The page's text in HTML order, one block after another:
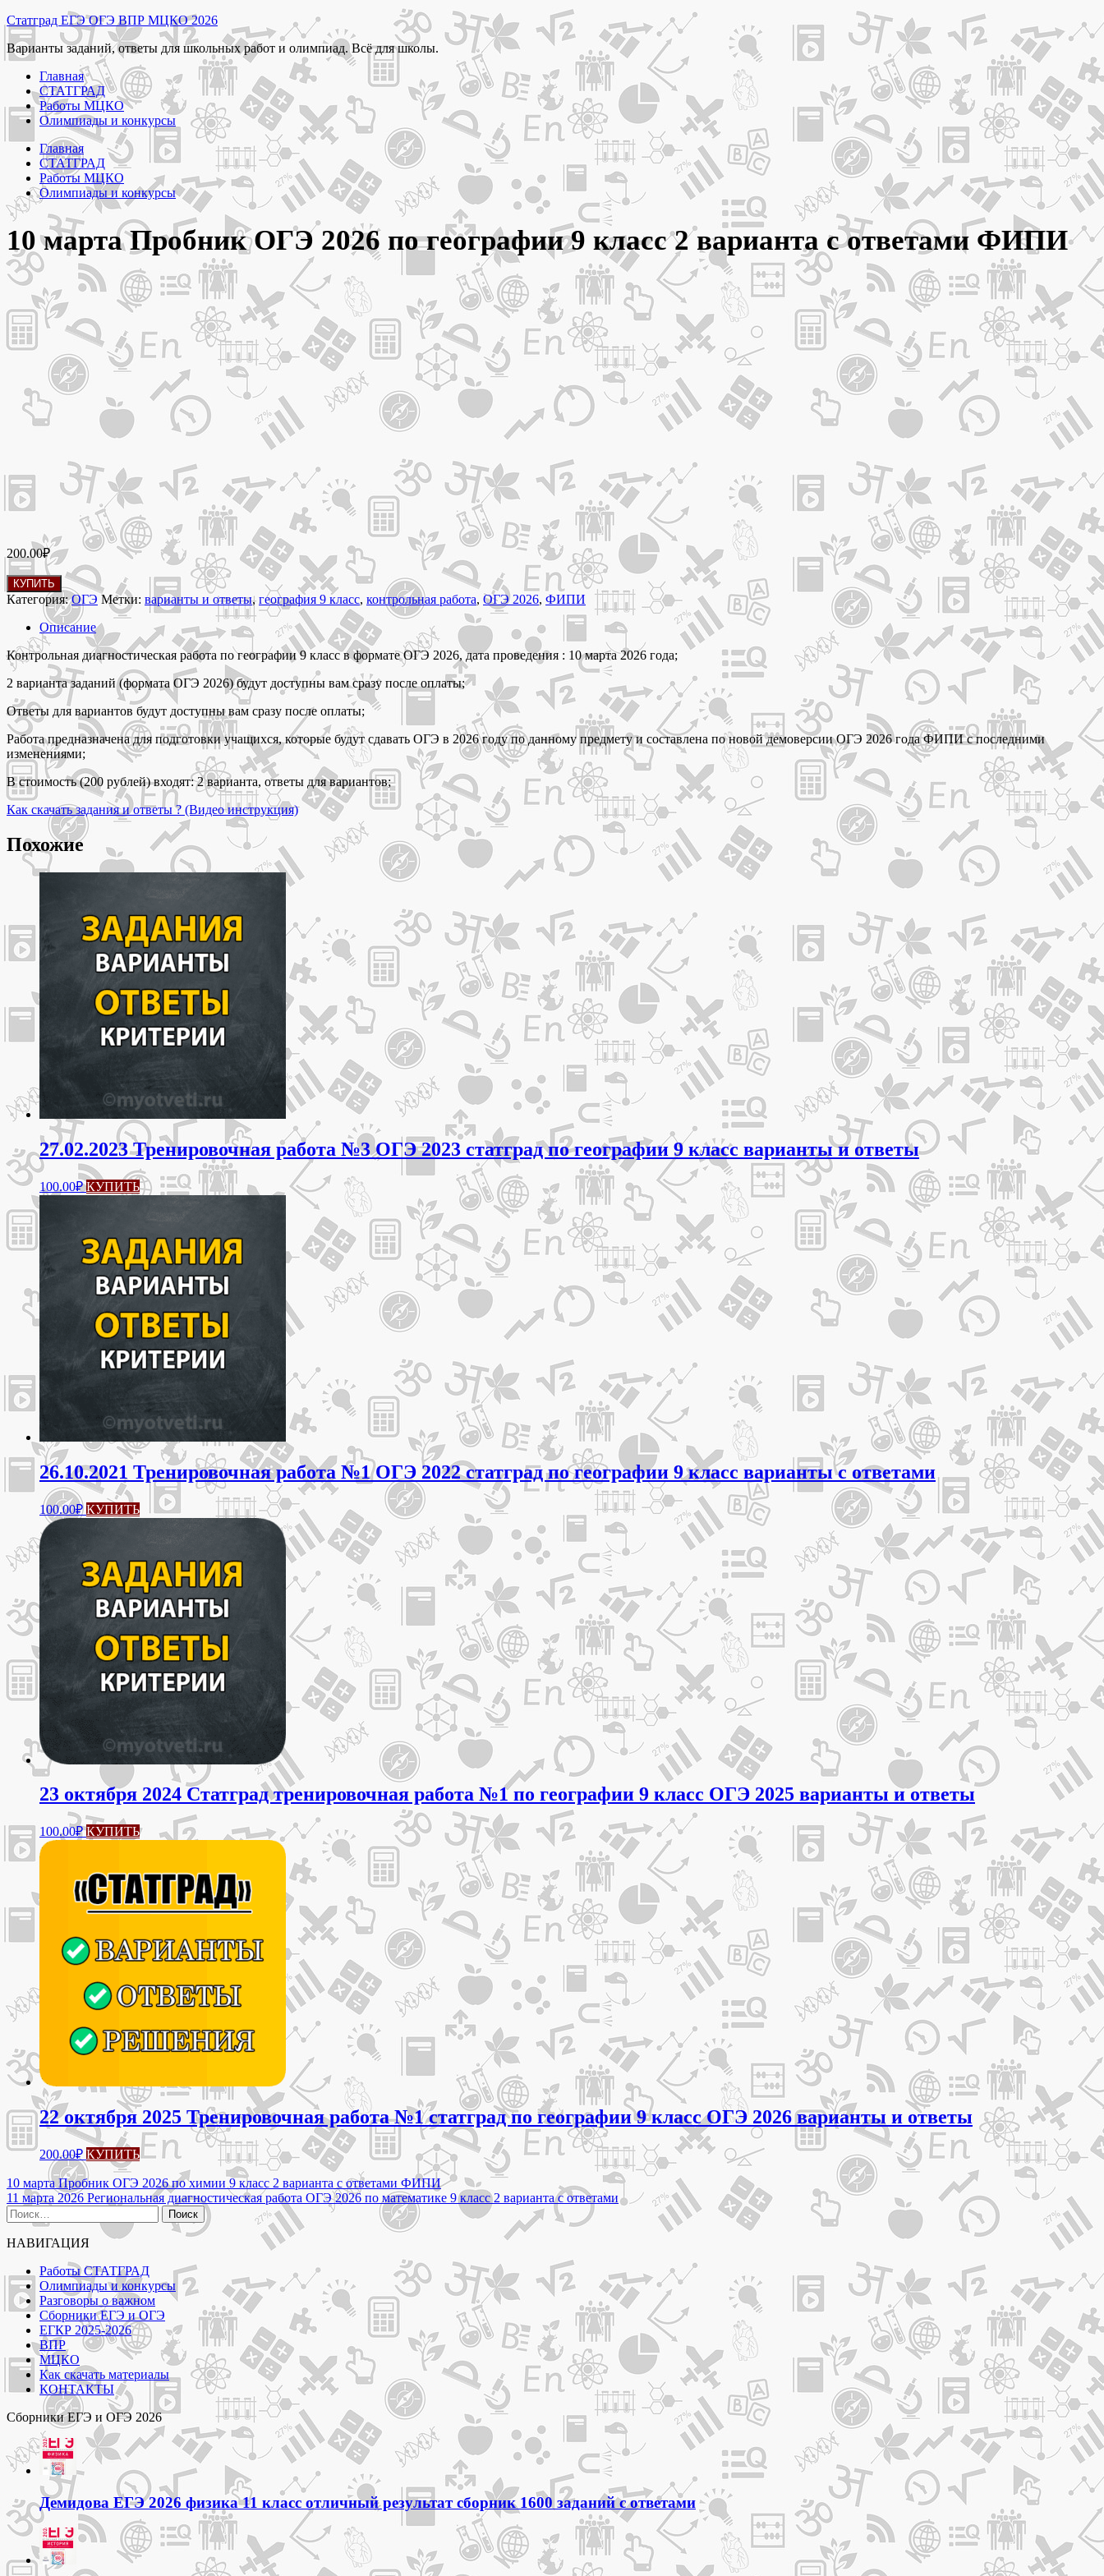
Перейти
к
содержимому
Статград ЕГЭ ОГЭ ВПР МЦКО 2026
Варианты заданий, ответы для школьных работ и олимпиад. Всё для школы.
Главная
СТАТГРАД
Работы МЦКО
Олимпиады и конкурсы
Главная
СТАТГРАД
Работы МЦКО
Олимпиады и конкурсы
10 марта Пробник ОГЭ 2026 по географии 9 класс 2 варианта с ответами ФИПИ
200.00₽
Количество
товара
марта
Пробник
ОГЭ
2026
по
географии
9
класс
2
варианта
ответами
ФИПИ
КУПИТЬ
Категория:ОГЭ Метки: варианты и ответы,география 9 класс, контрольная работа, ОГЭ 2026, ФИПИ
Описание
Контрольная диагностическая работа по географии 9 класс в формате ОГЭ 2026, дата проведения : 10 марта 2026 года;
2 варианта заданий (формата ОГЭ 2026) будут доступны вам сразу после оплаты;
Ответы для вариантов будут доступны вам сразу после оплаты;
Работа предназначена для подготовки учащихся, которые будут сдавать ОГЭ в 2026 году по данному предмету и составлена по новой демоверсии ОГЭ 2026 года ФИПИ с последними
изменениями;
В стоимость (200 рублей) входят: 2 варианта, ответы для вариантов;
Как скачать задания и ответы ? (Видео инструкция)
Похожие
27.02.2023 Тренировочная работа №3 ОГЭ 2023 статград по географии 9 класс варианты и ответы
100.00₽ КУПИТЬ
26.10.2021 Тренировочная работа №1 ОГЭ 2022 статград по географии 9 класс варианты с ответами
100.00₽ КУПИТЬ
23 октября 2024 Статград тренировочная работа №1 по географии 9 класс ОГЭ 2025 варианты и ответы
100.00₽ КУПИТЬ
22 октября 2025 Тренировочная работа №1 статград по географии 9 класс ОГЭ 2026 варианты и ответы
200.00₽ КУПИТЬ
Навигация
по
записям
10 марта Пробник ОГЭ 2026 по химии 9 класс 2 варианта с ответами ФИПИ
11 марта 2026 Региональная диагностическая работа ОГЭ 2026 по математике 9 класс 2 варианта с ответами
Найти:
НАВИГАЦИЯ
Работы СТАТГРАД
Олимпиады и конкурсы
Разговоры о важном
Сборники ЕГЭ и ОГЭ
ЕГКР 2025-2026
ВПР
МЦКО
Как скачать материалы
КОНТАКТЫ
Сборники ЕГЭ и ОГЭ 2026
Демидова ЕГЭ 2026 физика 11 класс отличный результат сборник 1600 заданий с ответами